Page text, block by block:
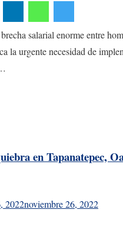
salarial enorme entre
la urgente necesidad de
en Tapanatepec,
2022noviembre 26, 2022